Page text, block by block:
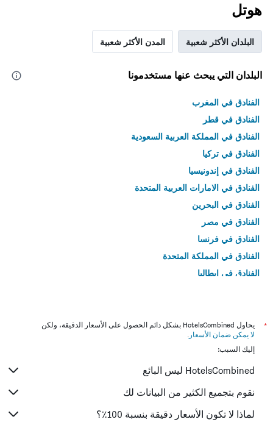
هوتل
البلدان الأكثر شعبية المدن الأكثر شعبية
البلدان التي يبحث عنها مستخدمونا
الفنادق في المغرب
الفنادق في قطر
الفنادق في المملكة العربية السعودية
الفنادق في تركيا
الفنادق في إندونيسيا
الفنادق في الامارات العربية المتحدة
الفنادق في البحرين
الفنادق في مصر
الفنادق في فرنسا
الفنادق في المملكة المتحدة
الفنادق في إيطاليا
*
يحاول HotelsCombined بشكل دائم الحصول على الأسعار الدقيقة، ولكن
لا يمكن ضمان الأسعار .
إليك السبب:
HotelsCombined ليس البائع
نقوم بتجميع الكثير من البيانات لك
لماذا لا تكون الأسعار دقيقة بنسبة 100٪؟